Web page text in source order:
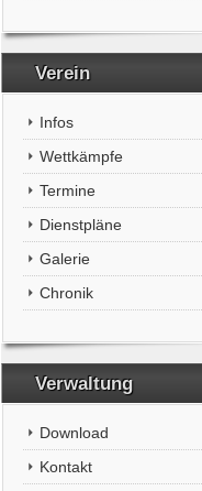
Verein
Infos
Wettkämpfe
Termine
Dienstpläne
Galerie
Chronik
Verwaltung
Download
Kontakt